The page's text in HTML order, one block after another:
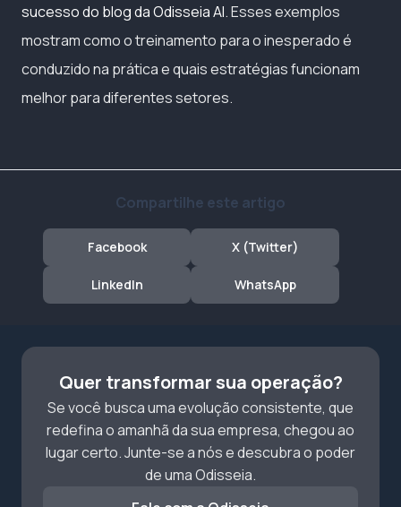
sucesso do blog da Odisseia AI. Esses exemplos
mostram como o treinamento para o inesperado é
conduzido na prática e quais estratégias funcionam
melhor para diferentes setores.
Compartilhe este artigo
Facebook X (Twitter)
LinkedIn WhatsApp
Quer transformar sua operação?
Se você busca uma evolução consistente, que
redefina o amanhã da sua empresa, chegou ao
lugar certo. Junte-se a nós e descubra o poder
de uma Odisseia.